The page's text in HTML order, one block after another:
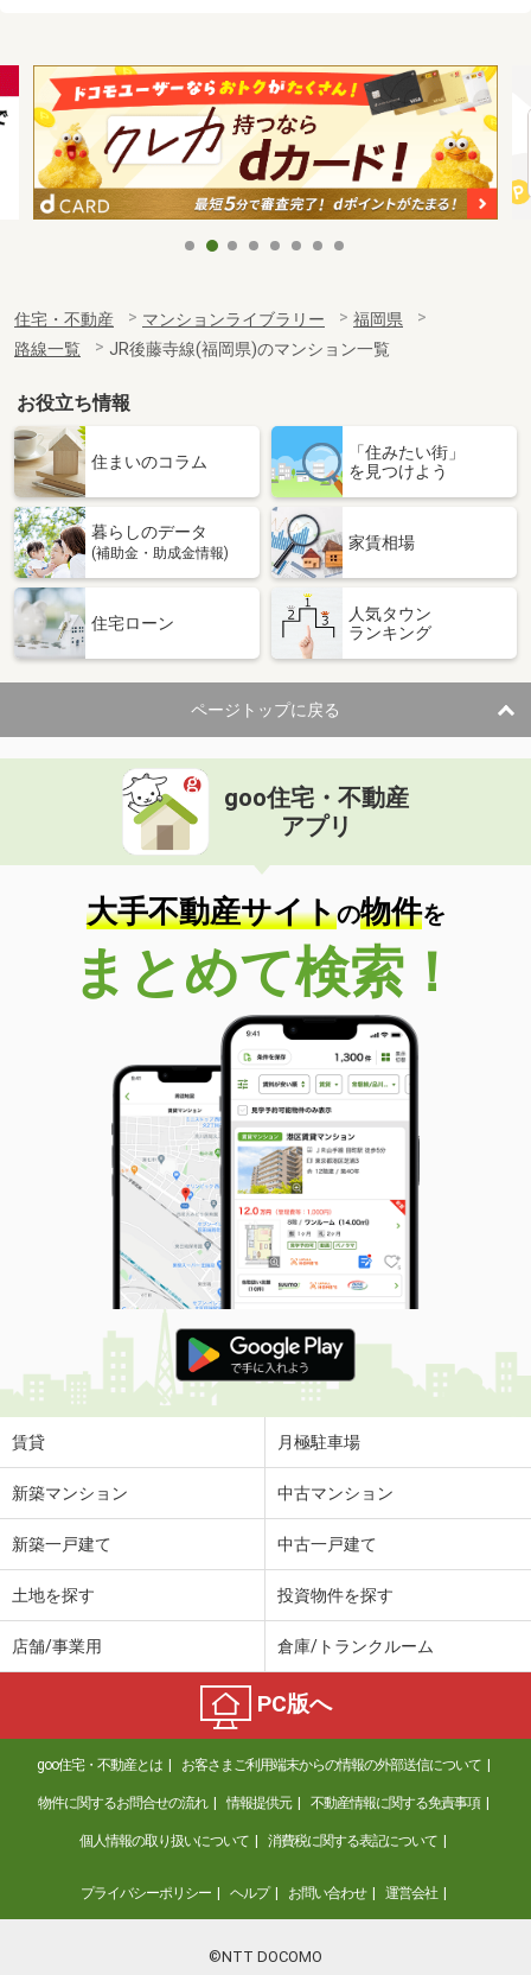
住宅・不動産 マンションライブラリー
福岡県
路線一覧
JR後藤寺線(福岡県)のマンション一覧
お役立ち情報
住まいのコラム
「住みたい街」
を見つけよう
暮らしのデータ
(補助金・助成金情報)
家賃相場
住宅ローン
人気タウン
ランキング
ページトップに戻る
goo住宅・不動産
アプリ
大手不動産サイトの物件を
まとめて検索！
賃貸 月極駐車場
新築マンション 中古マンション
新築一戸建て 中古一戸建て
土地を探す 投資物件を探す
店舗/事業用 倉庫/トランクルーム
PC版へ
goo住宅・不動産とは お客さまご利用端末からの情報の外部送信について
物件に関するお問合せの流れ 情報提供元 不動産情報に関する免責事項
個人情報の取り扱いについて 消費税に関する表記について
プライバシーポリシー ヘルプ お問い合わせ 運営会社
©NTT DOCOMO